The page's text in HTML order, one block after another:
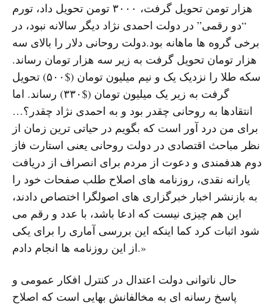
هزار تومن تحویل گرفت، ۳۰۰۰ تومن تحویل داد، تورم
“دو رقمی” در دولت احمدی نژاد دیگر سالانه نبود، در
برخی گروه ها ماهانه بود.دولت روحانی دلار را بالای سه
هزار تومان تحویل گرفت به زیر سه هزار تومان رساند.
سکه طلا را نزدیک یک و نیم میلیون تومان ($۵۰۰) تحویل
گرفت به زیر یک میلیون تومان ($۳۳۰) رساند. اما
انتقادها به روحانی چقدر بود و به احمدی نژاد چقدر؟…
برای من درد آور است که بگویم در حیاتی ترین زمان از
نظر مباحث اقتصادی در دولت روحانی یعنی استارت فاز
دوم هدفمندی و دعوت از مردم برای انصراف از دریافت
یارانه نقدی، روزنامه های اصلاح طلب صفحات خود را
به بازنشر اخبار خبرگزاری های اصولگرا اختصاص دادند،
این هم چیزی نیست که ادعا باشد، با عدد و رقم می
شود اثبات کرد کما اینکه این بررسی آماری را برای یکی
از این روزنامه ها انجام دادم.»
حال ناتوانی دولت اعتدال در کنترل افکار عمومی و
پاسخ رسانه ای به مخالفانش بهایی است که اصلاح